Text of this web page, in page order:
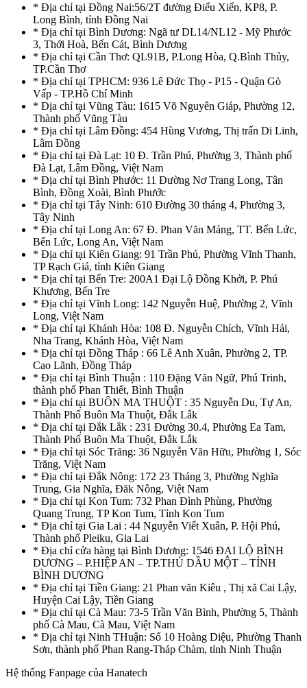
* Địa chỉ tại Đồng Nai:56/2T đường Điểu Xiển, KP8, P.
Long Bình, tỉnh Đồng Nai
* Địa chỉ tại Bình Dương: Ngã tư DL14/NL12 - Mỹ Phước
3, Thới Hoà, Bến Cát, Bình Dương
* Địa chỉ tại Cần Thơ: QL91B, P.Long Hòa, Q.Bình Thủy,
TP.Cần Thơ
* Địa chỉ tại TPHCM: 936 Lê Đức Thọ - P15 - Quận Gò
Vấp - TP.Hồ Chí Minh
* Địa chỉ tại Vũng Tàu: 1615 Võ Nguyên Giáp, Phường 12,
Thành phố Vũng Tàu
* Địa chỉ tại Lâm Đồng: 454 Hùng Vương, Thị trấn Di Linh,
Lâm Đồng
* Địa chỉ tại Đà Lạt: 10 Đ. Trần Phú, Phường 3, Thành phố
Đà Lạt, Lâm Đồng, Việt Nam
* Địa chỉ tại Bình Phước: 11 Đường Nơ Trang Long, Tân
Bình, Đồng Xoài, Bình Phước
* Địa chỉ tại Tây Ninh: 610 Đường 30 tháng 4, Phường 3,
Tây Ninh
* Địa chỉ tại Long An: 67 Đ. Phan Văn Mảng, TT. Bến Lức,
Bến Lức, Long An, Việt Nam
* Địa chỉ tại Kiên Giang: 91 Trần Phú, Phường Vĩnh Thanh,
TP Rạch Giá, tỉnh Kiên Giang
* Địa chỉ tại Bến Tre: 200A1 Đại Lộ Đồng Khởi, P. Phú
Khương, Bến Tre
* Địa chỉ tại Vĩnh Long: 142 Nguyễn Huệ, Phường 2, Vĩnh
Long, Việt Nam
* Địa chỉ tại Khánh Hòa: 108 Đ. Nguyễn Chích, Vĩnh Hải,
Nha Trang, Khánh Hòa, Việt Nam
* Địa chỉ tại Đồng Tháp : 66 Lê Anh Xuân, Phường 2, TP.
Cao Lãnh, Đồng Tháp
* Địa chỉ tại Bình Thuận : 110 Đặng Văn Ngữ, Phú Trinh,
thành phố Phan Thiết, Bình Thuận
* Địa chỉ tại BUÔN MA THUỘT : 35 Nguyễn Du, Tự An,
Thành Phố Buôn Ma Thuột, Đắk Lắk
* Địa chỉ tại Đắk Lắk : 231 Đường 30.4, Phường Ea Tam,
Thành Phố Buôn Ma Thuột, Đắk Lắk
* Địa chỉ tại Sóc Trăng: 36 Nguyễn Văn Hữu, Phường 1, Sóc
Trăng, Việt Nam
* Địa chỉ tại Đắk Nông: 172 23 Tháng 3, Phường Nghĩa
Trung, Gia Nghĩa, Đăk Nông, Việt Nam
* Địa chỉ tại Kon Tum: 732 Phan Đình Phùng, Phường
Quang Trung, TP Kon Tum, Tỉnh Kon Tum
* Địa chỉ tại Gia Lai : 44 Nguyễn Viết Xuân, P. Hội Phú,
Thành phố Pleiku, Gia Lai
* Địa chỉ cửa hàng tại Bình Dương: 1546 ĐẠI LỘ BÌNH
DƯƠNG – P.HIỆP AN – TP.THỦ DẦU MỘT – TỈNH
BÌNH DƯƠNG
* Địa chỉ tại Tiền Giang: 21 Phan văn Kiêu , Thị xã Cai Lậy,
Huyện Cai Lậy, Tiền Giang
* Địa chỉ tại Cà Mau: 73-5 Trần Văn Bình, Phường 5, Thành
phố Cà Mau, Cà Mau, Việt Nam
* Địa chỉ tại Ninh THuận: Số 10 Hoàng Diệu, Phường Thanh
Sơn, thành phố Phan Rang-Tháp Chàm, tỉnh Ninh Thuận
Hệ thống Fanpage của Hanatech